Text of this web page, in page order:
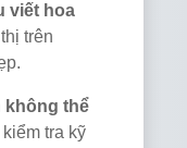
viết hoa
trên
không thể
tra kỹ